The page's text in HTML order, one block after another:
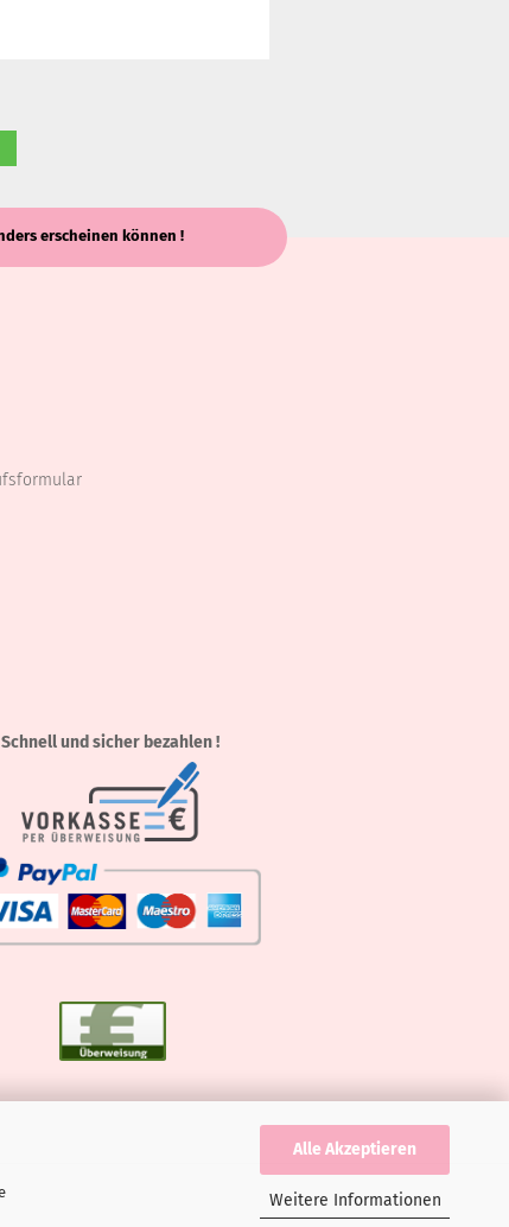
Alle Akzeptieren
Weitere Informationen
erscheinen können !
Schnell und sicher bezahlen !